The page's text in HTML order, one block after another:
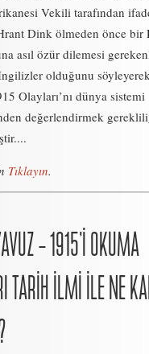
Vekili tarafından
Dink ölmeden önce bir
asıl özür dilemesi
olduğunu
Olayları’nı dünya sistemi
değerlendirmek
Tıklayın.
– 1915’İ OKUMA
TARİH İLMİ İLE NE